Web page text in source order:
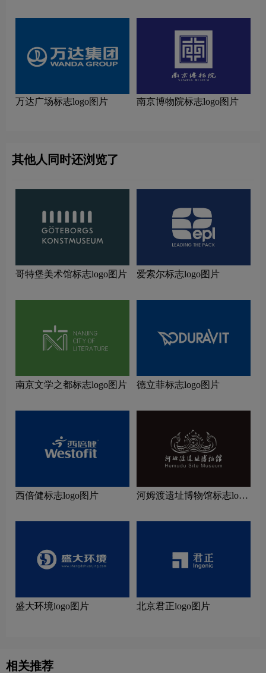
万达广场标志logo图片 南京博物院标志logo图片
其他人同时还浏览了
哥特堡美术馆标志logo图片 爱索尔标志logo图片
南京文学之都标志logo图片 德立菲标志logo图片
西倍健标志logo图片
河姆渡遗址博物馆标志logo
盛大环境logo图片 北京君正logo图片
相关推荐